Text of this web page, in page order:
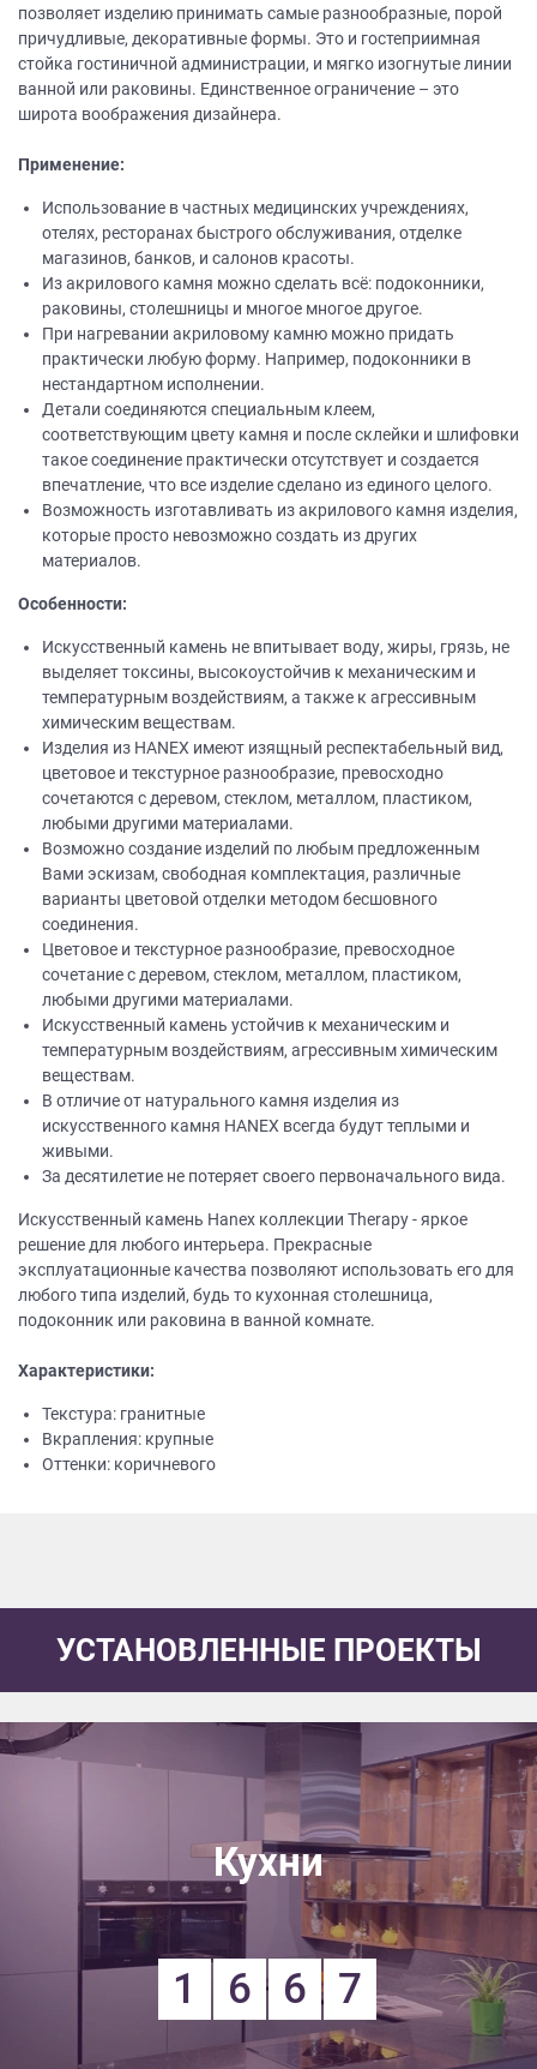
позволяет изделию принимать самые разнообразные, порой
причудливые, декоративные формы. Это и гостеприимная
стойка гостиничной администрации, и мягко изогнутые линии
ванной или раковины. Единственное ограничение – это
широта воображения дизайнера.
Применение:
Использование в частных медицинских учреждениях,
отелях, ресторанах быстрого обслуживания, отделке
магазинов, банков, и салонов красоты.
Из акрилового камня можно сделать всё: подоконники,
раковины, столешницы и многое многое другое.
При нагревании акриловому камню можно придать
практически любую форму. Например, подоконники в
нестандартном исполнении.
Детали соединяются специальным клеем,
соответствующим цвету камня и после склейки и шлифовки
такое соединение практически отсутствует и создается
впечатление, что все изделие сделано из единого целого.
Возможность изготавливать из акрилового камня изделия,
которые просто невозможно создать из других
материалов.
Особенности:
Искусственный камень не впитывает воду, жиры, грязь, не
выделяет токсины, высокоустойчив к механическим и
температурным воздействиям, а также к агрессивным
химическим веществам.
Изделия из НANEХ имеют изящный респектабельный вид,
цветовое и текстурное разнообразие, превосходно
сочетаются с деревом, стеклом, металлом, пластиком,
любыми другими материалами.
Возможно создание изделий по любым предложенным
Вами эскизам, свободная комплектация, различные
варианты цветовой отделки методом бесшовного
соединения.
Цветовое и текстурное разнообразие, превосходное
сочетание с деревом, стеклом, металлом, пластиком,
любыми другими материалами.
Искусственный камень устойчив к механическим и
температурным воздействиям, агрессивным химическим
веществам.
В отличие от натурального камня изделия из
искусственного камня НANEХ всегда будут теплыми и
живыми.
За десятилетие не потеряет своего первоначального вида.
Искусственный камень Hanex коллекции Therapy - яркое
решение для любого интерьера. Прекрасные
эксплуатационные качества позволяют использовать его для
любого типа изделий, будь то кухонная столешница,
подоконник или раковина в ванной комнате.
Характеристики:
Текстура: гранитные
Вкрапления: крупные
Оттенки: коричневого
УСТАНОВЛЕННЫЕ ПРОЕКТЫ
Кухни
1 6 6 7